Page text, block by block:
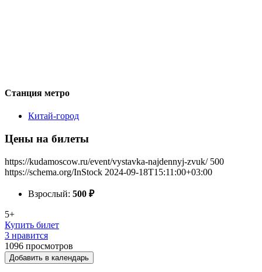
Станция метро
Китай-город
Цены на билеты
https://kudamoscow.ru/event/vystavka-najdennyj-zvuk/ 500
https://schema.org/InStock 2024-09-18T15:11:00+03:00
Взрослый: 500 ₽
5+
Купить билет
3 нравится
1096 просмотров
Добавить в календарь